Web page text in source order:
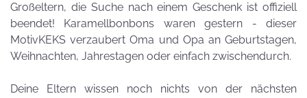
Großeltern, die Suche nach einem Geschenk ist offiziell
beendet! Karamellbonbons waren gestern - dieser
MotivKEKS verzaubert Oma und Opa an Geburtstagen,
Weihnachten, Jahrestagen oder einfach zwischendurch.
Deine Eltern wissen noch nichts von der nächsten